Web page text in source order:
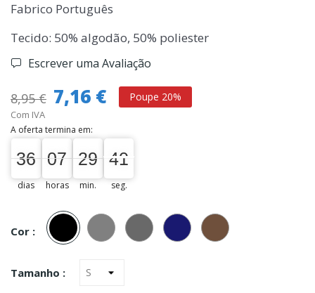
Fabrico Português
Tecido: 50% algodão, 50% poliester
Escrever uma Avaliação
8,95 € 7,16 € Poupe 20%
Com IVA
A oferta termina em:
36
36
00
dias
07
07
00
horas
29
29
00
min.
40
40
41
seg.
Cor :
Preto Cinza Antracite Marinho
Tamanho :